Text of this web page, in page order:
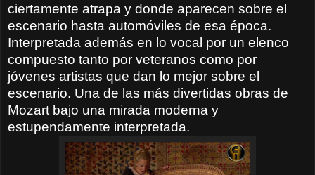
ciertamente atrapa y donde aparecen sobre el
escenario hasta automóviles de esa época.
Interpretada además en lo vocal por un elenco
compuesto tanto por veteranos como por
jóvenes artistas que dan lo mejor sobre el
escenario. Una de las más divertidas obras de
Mozart bajo una mirada moderna y
estupendamente interpretada.